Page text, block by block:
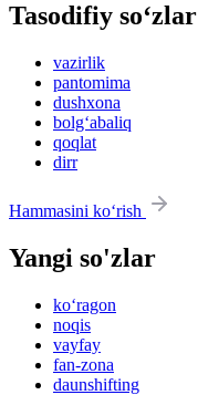
Tasodifiy so‘zlar
vazirlik
pantomima
dushxona
bolg‘abaliq
qoqlat
dirr
Hammasini ko‘rish
Yangi so'zlar
ko‘ragon
noqis
vayfay
fan-zona
daunshifting